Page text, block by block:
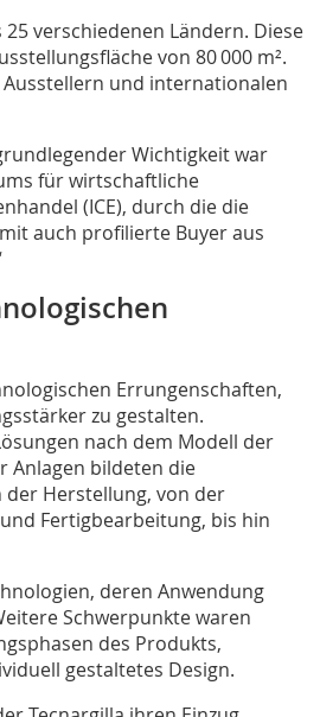
verschiedenen Ländern. Diese
von 80 000 m².
Ausstellern und internationalen
Wichtigkeit war
für wirtschaftliche
(ICE), durch die die
auch profilierte Buyer aus
Errungenschaften,
zu gestalten.
nach dem Modell der
Anlagen bildeten die
der Herstellung, von der
Fertigbearbeitung, bis hin
deren Anwendung
Schwerpunkte waren
des Produkts,
gestaltetes Design.